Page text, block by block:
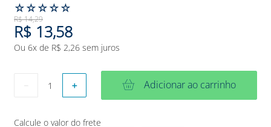
☆☆☆☆☆
R$14,29
R$ 13,58
Ou 6x de R$ 2,26 sem juros
＋ Adicionar ao carrinho